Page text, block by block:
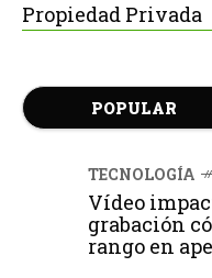
Propiedad Privada
POPULAR
TECNOLOGÍA
Vídeo
grabación
rango en